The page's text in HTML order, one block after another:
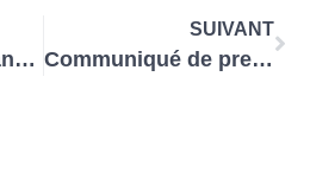
3B (Banque de France, Bercy, banques) : les Tontons flingueurs !
SUIVANT
Communiqué de presse UIC